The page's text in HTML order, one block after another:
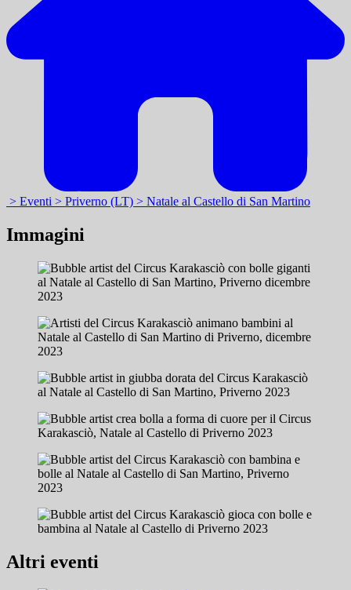
> Eventi > Priverno (LT) > Natale al Castello di San Martino
Immagini
Altri eventi